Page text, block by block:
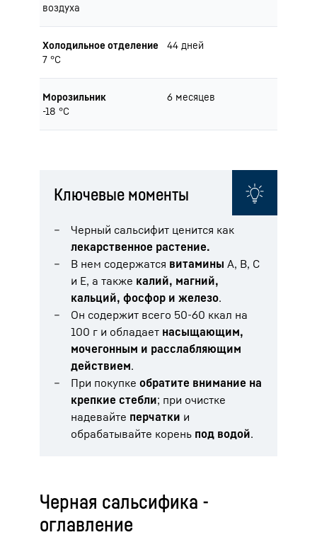
воздуха
Холодильное отделение
7 °C
44 дней
Морозильник
-18 °C
6 месяцев
Ключевые моменты
Черный сальсифит ценится как
лекарственное растение.
В нем содержатся витамины А, В, С
и Е, а также калий, магний,
кальций, фосфор и железо.
Он содержит всего 50-60 ккал на
100 г и обладает насыщающим,
мочегонным и расслабляющим
действием.
При покупке обратите внимание на
крепкие стебли; при очистке
надевайте перчатки и
обрабатывайте корень под водой.
Черная сальсифика -
оглавление